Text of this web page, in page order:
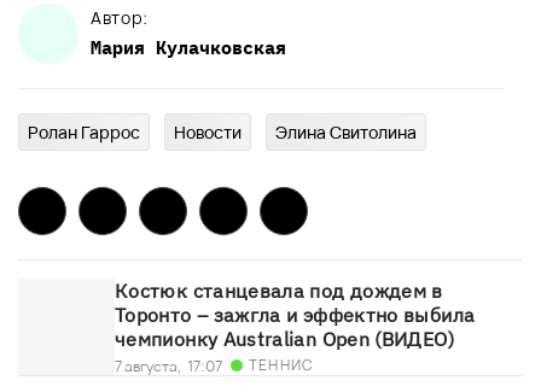
Автор:
Мария Кулачковская
Ролан Гаррос Новости Элина Свитолина
Костюк станцевала под дождем в
Торонто – зажгла и эффектно выбила
чемпионку Australian Open (ВИДЕО)
7 августа, 17:07 ТЕННИС